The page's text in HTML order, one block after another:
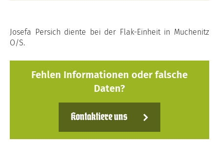
Josefa Persich diente bei der Flak-Einheit in Muchenitz
O/S.
Fehlen Informationen oder falsche
Daten?
Kontaktiere uns